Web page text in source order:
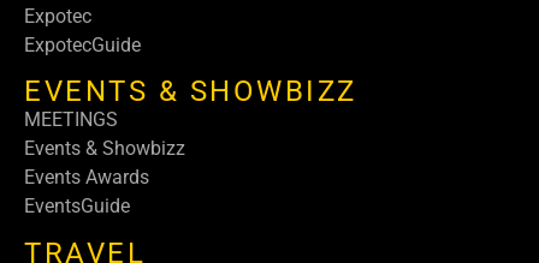
Expotec
ExpotecGuide
EVENTS & SHOWBIZZ
MEETINGS
Events & Showbizz
Events Awards
EventsGuide
TRAVEL